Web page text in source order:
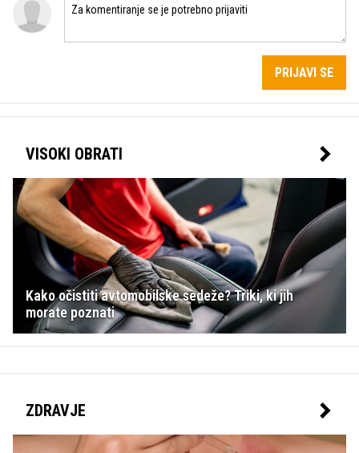
PRIJAVI SE
VISOKI OBRATI
Kako očistiti avtomobilske sedeže? Triki, ki jih
morate poznati
ZDRAVJE